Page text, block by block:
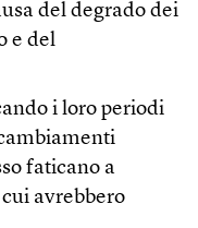
del degrado dei
e del
i loro periodi
faticano a
avrebbero